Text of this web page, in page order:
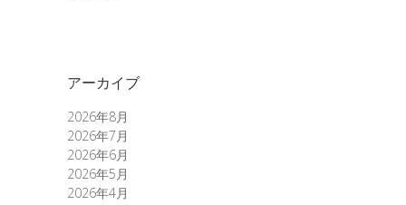
アーカイブ
2026年8月
2026年7月
2026年6月
2026年5月
2026年4月